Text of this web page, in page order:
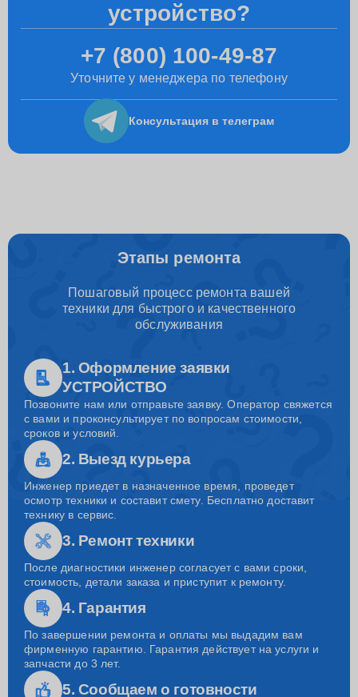
устройство?
+7 (800) 100-49-87
Уточните у менеджера по телефону
Консультация в телеграм
Этапы ремонта
Пошаговый процесс ремонта вашей
техники для быстрого и качественного
обслуживания
1. Оформление заявки
УСТРОЙСТВО
Позвоните нам или отправьте заявку. Оператор свяжется
с вами и проконсультирует по вопросам стоимости,
сроков и условий.
2. Выезд курьера
Инженер приедет в назначенное время, проведет
осмотр техники и составит смету. Бесплатно доставит
технику в сервис.
3. Ремонт техники
После диагностики инженер согласует с вами сроки,
стоимость, детали заказа и приступит к ремонту.
4. Гарантия
По завершении ремонта и оплаты мы выдадим вам
фирменную гарантию. Гарантия действует на услуги и
запчасти до 3 лет.
5. Сообщаем о готовности